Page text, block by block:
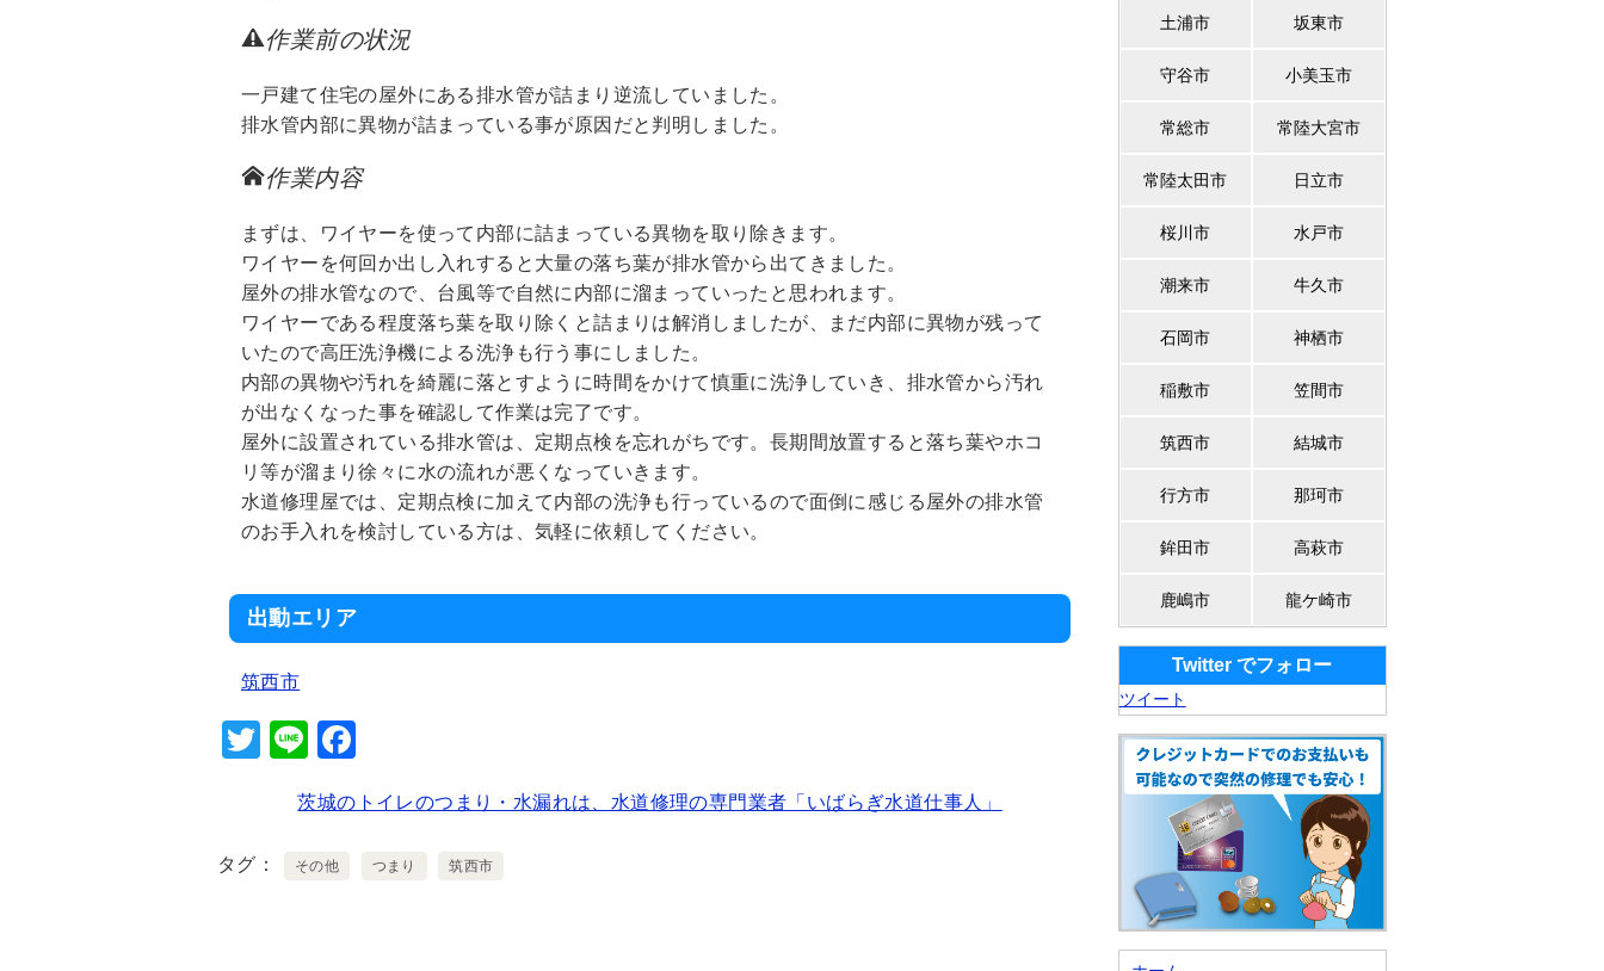
作業前の状況
一戸建て住宅の屋外にある排水管が詰まり逆流していました。
排水管内部に異物が詰まっている事が原因だと判明しました。
作業内容
まずは、ワイヤーを使って内部に詰まっている異物を取り除きます。
ワイヤーを何回か出し入れすると大量の落ち葉が排水管から出てきました。
屋外の排水管なので、台風等で自然に内部に溜まっていったと思われます。
ワイヤーである程度落ち葉を取り除くと詰まりは解消しましたが、まだ内部に異物が残って
いたので高圧洗浄機による洗浄も行う事にしました。
内部の異物や汚れを綺麗に落とすように時間をかけて慎重に洗浄していき、排水管から汚れ
が出なくなった事を確認して作業は完了です。
屋外に設置されている排水管は、定期点検を忘れがちです。長期間放置すると落ち葉やホコ
リ等が溜まり徐々に水の流れが悪くなっていきます。
水道修理屋では、定期点検に加えて内部の洗浄も行っているので面倒に感じる屋外の排水管
のお手入れを検討している方は、気軽に依頼してください。
出動エリア
筑西市
T
er
Li
e c
e
茨城のトイレのつまり・水漏れは、水道修理の専門業者「いばらぎ水道仕事人」
タグ その他 つまり 筑西市
土浦市 坂東市
守谷市 小美玉市
常総市 常陸大宮市
常陸太田市 日立市
桜川市 水戸市
潮来市 牛久市
石岡市 神栖市
稲敷市 笠間市
筑西市 結城市
行方市 那珂市
鉾田市 高萩市
鹿嶋市 龍ケ崎市
Twitter でフォロー
ツイート